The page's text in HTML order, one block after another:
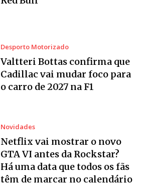
Desporto Motorizado
Valtteri Bottas confirma que
Cadillac vai mudar foco para
o carro de 2027 na F1
Novidades
Netflix vai mostrar o novo
GTA VI antes da Rockstar?
Há uma data que todos os fãs
têm de marcar no calendário